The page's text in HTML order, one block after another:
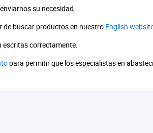
su necesidad.
de buscar productos en nuestro English
escritas correctamente.
para permitir que los especialistas en